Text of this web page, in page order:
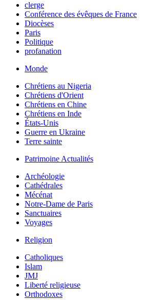
clerge
Conférence des évêques de France
Diocèses
Paris
Politique
profanation
Monde
Chrétiens au Nigeria
Chrétiens d'Orient
Chrétiens en Chine
Chrétiens en Inde
États-Unis
Guerre en Ukraine
Terre sainte
Patrimoine Actualités
Archéologie
Cathédrales
Mécénat
Notre-Dame de Paris
Sanctuaires
Voyages
Religion
Catholiques
Islam
JMJ
Liberté religieuse
Orthodoxes